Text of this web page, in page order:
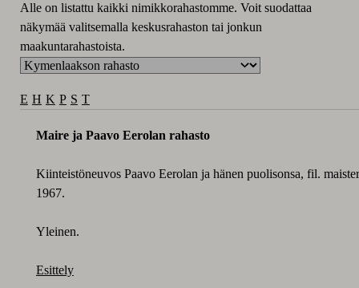
Alle on listattu kaikki nimikkorahastomme. Voit suodattaa
näkymää valitsemalla keskusrahaston tai jonkun
maakuntarahastoista.
E H K P S T
Maire ja Paavo Eerolan rahasto
Kiinteistöneuvos Paavo Eerolan ja hänen puolisonsa, fil.
1967.
Yleinen.
Esittely